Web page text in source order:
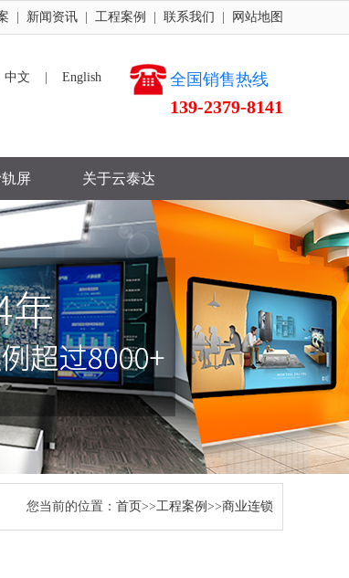
新闻资讯 工程案例 联系我们 网站地图
全国销售热线
139-2379-8141
中文 English
屏 关于云泰达
您当前的位置： 首页>>工程案例 >>商业连锁